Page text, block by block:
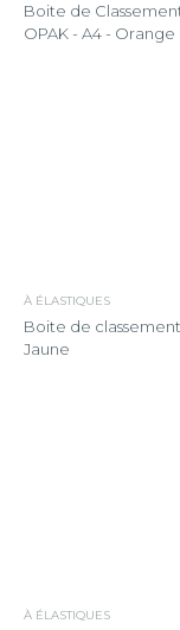
Boite de
OPAK - A4 - Orange
À ÉLASTIQUES
Boite de
Jaune
À ÉLASTIQUES